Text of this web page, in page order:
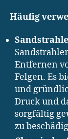
Häufig
Entfernen
Felgen. Es
und
Druck und
sorgfältig
zu